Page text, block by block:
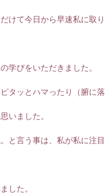
けて今日から早速私に取り
学びをいただきました。
タッとハマったり（腑に落
いました。
と言う事は、私が私に注目
した。